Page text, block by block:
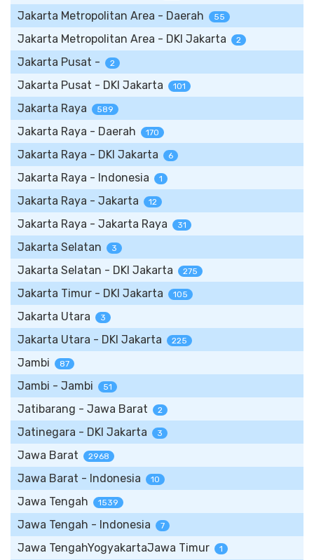
Jakarta Metropolitan Area - Daerah 55
Jakarta Metropolitan Area - DKI Jakarta 2
Jakarta Pusat - 2
Jakarta Pusat - DKI Jakarta 101
Jakarta Raya 589
Jakarta Raya - Daerah 170
Jakarta Raya - DKI Jakarta 6
Jakarta Raya - Indonesia 1
Jakarta Raya - Jakarta 12
Jakarta Raya - Jakarta Raya 31
Jakarta Selatan 3
Jakarta Selatan - DKI Jakarta 275
Jakarta Timur - DKI Jakarta 105
Jakarta Utara 3
Jakarta Utara - DKI Jakarta 225
Jambi 87
Jambi - Jambi 51
Jatibarang - Jawa Barat 2
Jatinegara - DKI Jakarta 3
Jawa Barat 2968
Jawa Barat - Indonesia 10
Jawa Tengah 1539
Jawa Tengah - Indonesia 7
Jawa TengahYogyakartaJawa Timur 1